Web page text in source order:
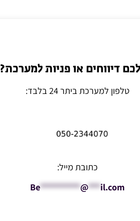
דיווחים או פניות למערכת?
טלפון למערכת ביתר 24 בלבד:
כתובת מייל:
Be**********@***il.com